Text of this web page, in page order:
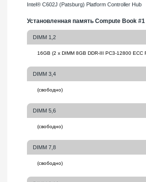
Intel® C602J (Patsburg) Platform Controller Hub
Установленная память Compute Book #1
DIMM 1,2
DIMM 3,4
DIMM 5,6
DIMM 7,8